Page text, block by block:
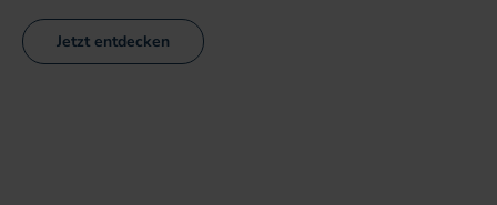
Jetzt entdecken